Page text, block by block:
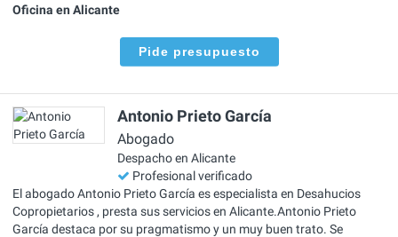
Oficina en Alicante
Pide presupuesto
Antonio Prieto García
Abogado
Despacho en Alicante
Profesional verificado
El abogado Antonio Prieto García es especialista en Desahucios
Copropietarios , presta sus servicios en Alicante.Antonio Prieto
García destaca por su pragmatismo y un muy buen trato. Se